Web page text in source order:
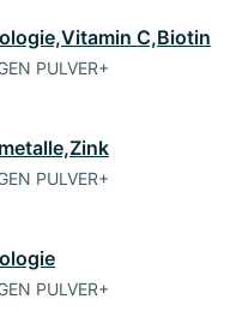
C,Biotin
PULVER+
PULVER+
PULVER+